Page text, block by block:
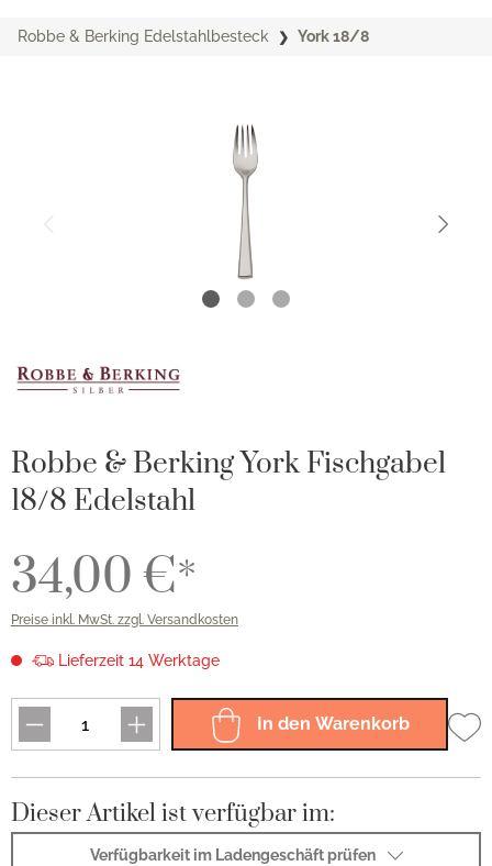
Robbe & Berking Edelstahlbesteck York 18/8
Robbe & Berking York Fischgabel
18/8 Edelstahl
34,00 €*
Preise inkl. MwSt. zzgl. Versandkosten
Lieferzeit 14 Werktage
In den Warenkorb
Dieser Artikel ist verfügbar im:
Verfügbarkeit im Ladengeschäft prüfen